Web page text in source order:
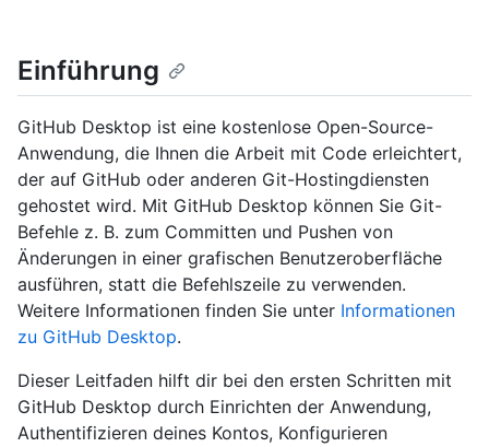
Einführung
GitHub Desktop ist eine kostenlose Open-Source-
Anwendung, die Ihnen die Arbeit mit Code erleichtert,
der auf GitHub oder anderen Git-Hostingdiensten
gehostet wird. Mit GitHub Desktop können Sie Git-
Befehle z. B. zum Committen und Pushen von
Änderungen in einer grafischen Benutzeroberfläche
ausführen, statt die Befehlszeile zu verwenden.
Weitere Informationen finden Sie unter Informationen
zu GitHub Desktop.
Dieser Leitfaden hilft dir bei den ersten Schritten mit
GitHub Desktop durch Einrichten der Anwendung,
Authentifizieren deines Kontos, Konfigurieren